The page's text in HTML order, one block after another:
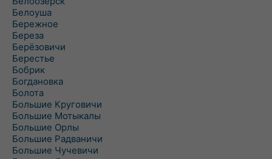
Белоуша
Бережное
Береза
Берёзовичи
Берестье
Бобрик
Богдановка
Болота
Большие Круговичи
Большие Мотыкалы
Большие Орлы
Большие Радваничи
Большие Чучевичи